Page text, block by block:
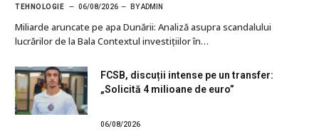
TEHNOLOGIE 06/08/2026 BYADMIN
Miliarde aruncate pe apa Dunării: Analiză asupra scandalului
lucrărilor de la Bala Contextul investițiilor în…
FCSB, discuții intense pe un transfer:
„Solicită 4 milioane de euro”
06/08/2026